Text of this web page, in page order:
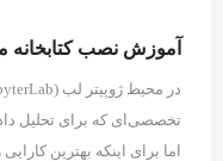
آموزش نصب کتابخانه
تخصصی‌ای که برای تحلیل
اما برای اینکه بهترین